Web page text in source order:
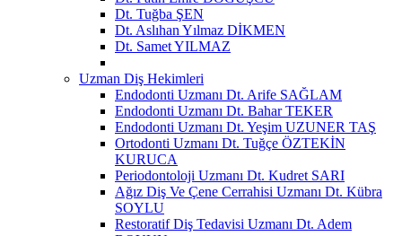
Dt. Tuğba ŞEN
Dt. Aslıhan Yılmaz DİKMEN
Dt. Samet YILMAZ
Uzman Diş Hekimleri
Endodonti Uzmanı Dt. Arife SAĞLAM
Endodonti Uzmanı Dt. Bahar TEKER
Endodonti Uzmanı Dt. Yeşim UZUNER TAŞ
Ortodonti Uzmanı Dt. Tuğçe ÖZTEKİN
KURUCA
Periodontoloji Uzmanı Dt. Kudret SARI
Ağız Diş Ve Çene Cerrahisi Uzmanı Dt. Kübra
SOYLU
Restoratif Diş Tedavisi Uzmanı Dt. Adem